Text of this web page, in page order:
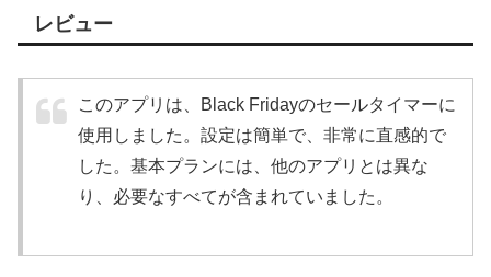
レビュー
このアプリは、Black Fridayのセールタイマーに
使用しました。設定は簡単で、非常に直感的で
した。基本プランには、他のアプリとは異な
り、必要なすべてが含まれていました。